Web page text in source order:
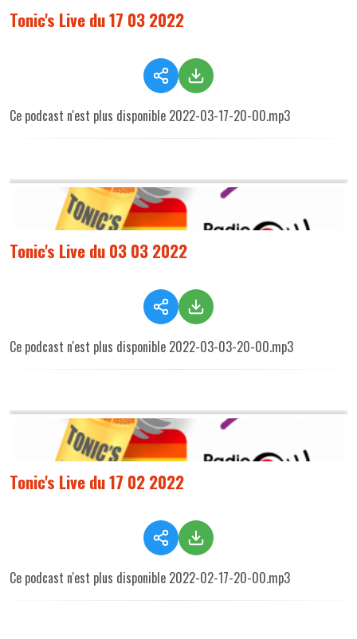
Tonic's Live du 17 03 2022
Ce podcast n'est plus disponible 2022-03-17-20-00.mp3
Tonic's Live du 03 03 2022
Ce podcast n'est plus disponible 2022-03-03-20-00.mp3
Tonic's Live du 17 02 2022
Ce podcast n'est plus disponible 2022-02-17-20-00.mp3